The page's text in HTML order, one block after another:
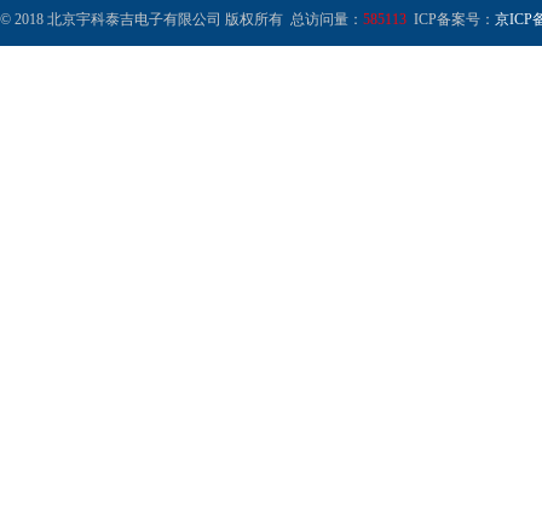
© 2018 北京宇科泰吉电子有限公司 版权所有 总访问量： 585113 ICP备案号： 京ICP